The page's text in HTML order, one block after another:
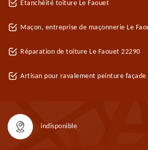
Etanchéité toiture Le Faouet
Maçon, entreprise de maçonnerie Le
Réparation de toiture Le Faouet 22290
Artisan pour ravalement peinture façade
indisponible